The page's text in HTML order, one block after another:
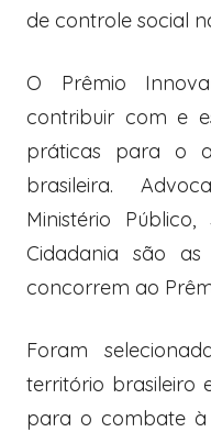
de controle social
O Prêmio
contribuir com e
práticas para o
brasileira.
Ministério
Cidadania são as
concorrem ao
Foram
território brasileiro
para o combate à